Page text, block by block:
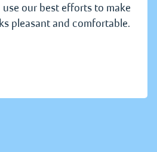
our best efforts to make
pleasant and comfortable.